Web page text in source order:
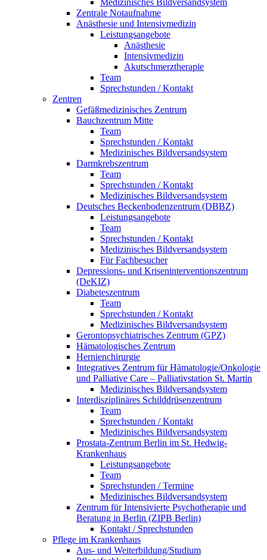
Zentrale Notaufnahme
Anästhesie und Intensivmedizin
Leistungsangebote
Anästhesie
Intensivmedizin
Akutschmerztherapie
Team
Sprechstunden / Kontakt
Zentren
Gefäßmedizinisches Zentrum
Bauchzentrum Mitte
Team
Sprechstunden / Kontakt
Medizinisches Bildversandsystem
Darmkrebszentrum
Team
Sprechstunden / Kontakt
Medizinisches Bildversandsystem
Deutsches Beckenbodenzentrum (DBBZ)
Leistungsangebote
Team
Sprechstunden / Kontakt
Medizinisches Bildversandsystem
Für Fachbesucher
Depressions- und Kriseninterventionszentrum
(DeKIZ)
Diabeteszentrum
Team
Sprechstunden / Kontakt
Medizinisches Bildversandsystem
Gerontopsychiatrisches Zentrum (GPZ)
Hämatologisches Zentrum
Hernienchirurgie
Integratives Zentrum für Hämatologie/Onkologie
und Palliative Care – Palliativstation St. Martin
Medizinisches Bildversandsystem
Interdisziplinäres Schilddrüsenzentrum
Team
Sprechstunden / Kontakt
Medizinisches Bildversandsystem
Prostata-Zentrum Berlin im St. Hedwig-
Krankenhaus
Leistungsangebote
Team
Sprechstunden / Termine
Medizinisches Bildversandsystem
Zentrum für Intensivierte Psychotherapie und
Beratung in Berlin (ZIPB Berlin)
Kontakt / Sprechstunden
Pflege im Krankenhaus
Aus- und Weiterbildung/Studium